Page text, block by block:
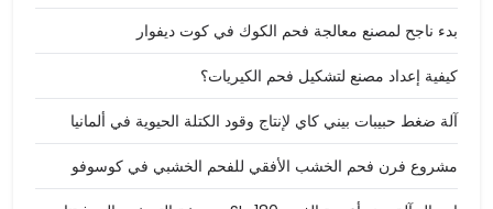
بدء ناجح لمصنع معالجة فحم الكوك في كوت ديفوار
كيفية إعداد مصنع لتشكيل فحم الكيريات؟
آلة ضغط حبيبات بيني كاي لإنتاج وقود الكتلة الحيوية في ألمانيا
مشروع فرن فحم الخشب الأفقي للفحم الخشبي في كوسوفو